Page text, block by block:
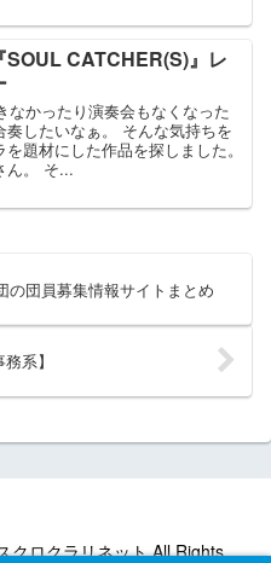
SOUL CATCHER(S)』レ
なかったり演奏会もなくなった
したいなぁ。 そんな気持ちを
題材にした作品を探しました。
ん。 そ...
の団員募集情報サイトまとめ
系】
ロクラリネット All Rights